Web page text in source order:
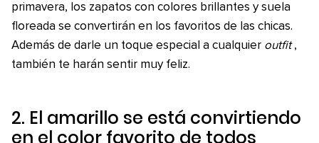
primavera, los zapatos con colores brillantes y suela
floreada se convertirán en los favoritos de las chicas.
Además de darle un toque especial a cualquier outfit ,
también te harán sentir muy feliz.
2. El amarillo se está convirtiendo
en el color favorito de todos